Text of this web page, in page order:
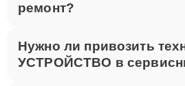
ремонт?
Нужно ли привозить
УСТРОЙСТВО в